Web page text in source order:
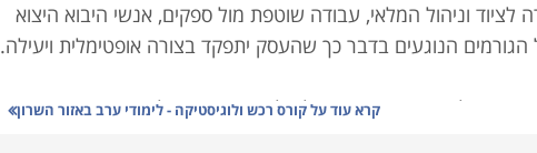
לציוד וניהול המלאי, עבודה שוטפת מול ספקים, אנשי היבוא היצוא
הגורמים הנוגעים בדבר כך שהעסק יתפקד בצורה אופטימלית ויעילה.
ניהול איכות, ארגון ותפעול מלאי העסק, ניהול הצד הפיננסי,
קרא עוד עלקורס רכש ולוגיסטיקה - לימודי ערב באזור השרון